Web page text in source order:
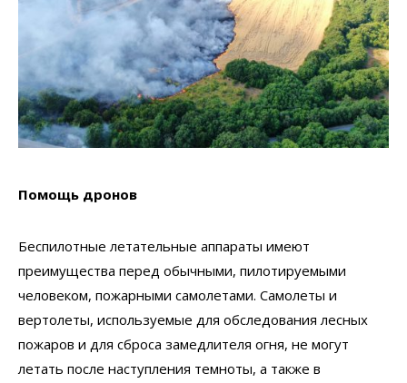
Помощь дронов
Беспилотные летательные аппараты имеют
преимущества перед обычными, пилотируемыми
человеком, пожарными самолетами. Самолеты и
вертолеты, используемые для обследования лесных
пожаров и для сброса замедлителя огня, не могут
летать после наступления темноты, а также в